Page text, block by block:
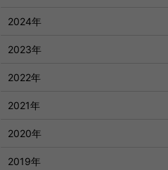
2024年
2023年
2022年
2021年
2020年
2019年